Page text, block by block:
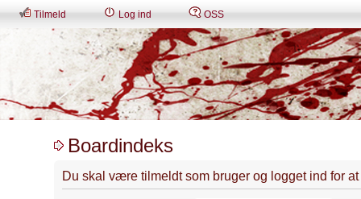
Tilmeld Log ind OSS
Boardindeks
Du skal være tilmeldt som bruger og logget ind for at